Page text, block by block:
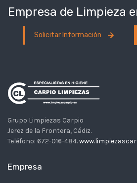
Empresa de Limpieza
Solicitar Información
Grupo Limpiezas Carpio
Jerez de la Frontera, Cádiz.
Teléfono: 672-016-484.
Empresa